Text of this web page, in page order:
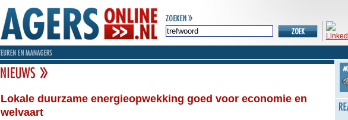
Lokale duurzame energieopwekking goed voor economie en
welvaart